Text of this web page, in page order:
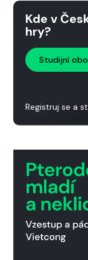
Kde v
hry?
Studijní
Registruj se a